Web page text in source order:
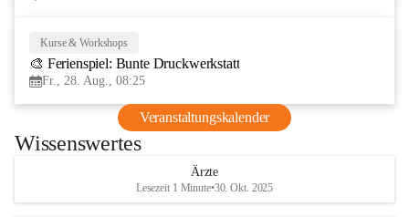
Kurse & Workshops
🎨 Ferienspiel: Bunte Druckwerkstatt
Fr., 28. Aug., 08:25
Veranstaltungskalender
Wissenswertes
Ärzte
Lesezeit 1 Minute•30. Okt. 2025